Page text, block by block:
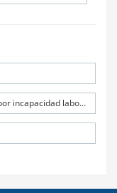
Régimen de Licencias médicas y Subsidios por incapacidad laboral (SIL)